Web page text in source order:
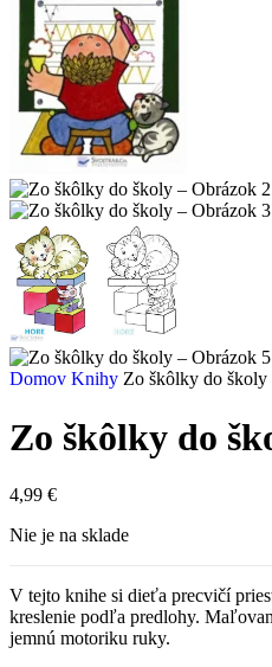
Domov Knihy Zo škôlky do školy
Zo škôlky do
4,99 €
Nie je na sklade
V tejto knihe si dieťa precvičí
kreslenie podľa predlohy.
jemnú motoriku ruky.